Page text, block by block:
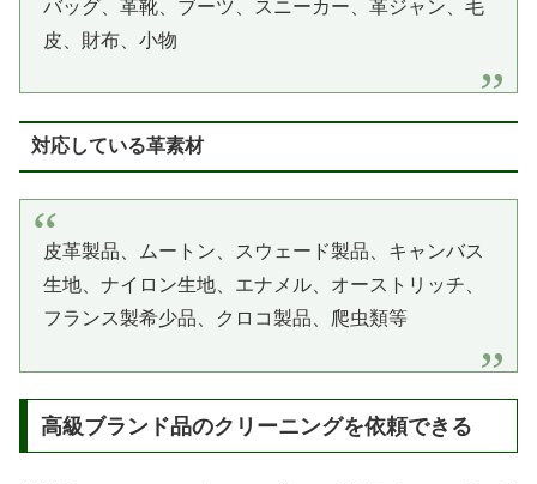
バッグ、革靴、ブーツ、スニーカー、革ジャン、毛
皮、財布、小物
対応している革素材
皮革製品、ムートン、スウェード製品、キャンバス
生地、ナイロン生地、エナメル、オーストリッチ、
フランス製希少品、クロコ製品、爬虫類等
高級ブランド品のクリーニングを依頼できる